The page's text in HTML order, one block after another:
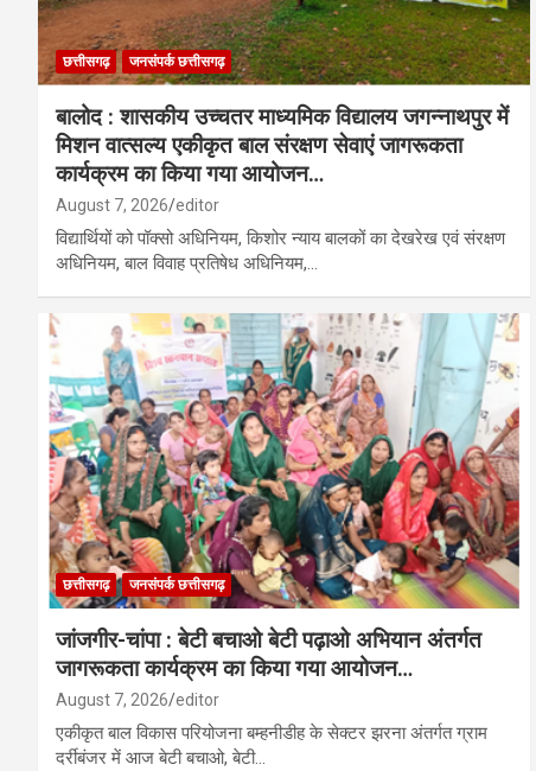
छत्तीसगढ़ जनसंपर्क छत्तीसगढ़
बालोद : शासकीय उच्चतर माध्यमिक विद्यालय जगन्नाथपुर में
मिशन वात्सल्य एकीकृत बाल संरक्षण सेवाएं जागरूकता
कार्यक्रम का किया गया आयोजन…
August 7, 2026 editor
विद्यार्थियों को पॉक्सो अधिनियम, किशोर न्याय बालकों का देखरेख एवं संरक्षण
अधिनियम, बाल विवाह प्रतिषेध अधिनियम,…
छत्तीसगढ़ जनसंपर्क छत्तीसगढ़
जांजगीर-चांपा : बेटी बचाओ बेटी पढ़ाओ अभियान अंतर्गत
जागरूकता कार्यक्रम का किया गया आयोजन…
August 7, 2026 editor
एकीकृत बाल विकास परियोजना बम्हनीडीह के सेक्टर झरना अंतर्गत ग्राम
दर्रीबंजर में आज बेटी बचाओ, बेटी…